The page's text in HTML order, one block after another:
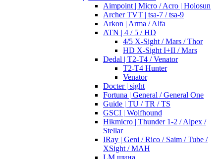
Aimpoint | Micro / Acro | Holosun
Archer TVT | tsa-7 / tsa-9
Arkon | Arma / Alfa
ATN | 4 / 5 / HD
4/5 X-Sight / Mars / Thor
HD X-Sight I+II / Mars
Dedal | T2-T4 / Venator
T2-T4 Hunter
Venator
Docter | sight
Fortuna | General / General One
Guide | TU / TR / TS
GSCI | Wolfhound
Hikmicro | Thunder 1-2 / Alpex /
Stellar
IRay | Geni / Rico / Saim / Tube /
XSight / MAH
LM шина